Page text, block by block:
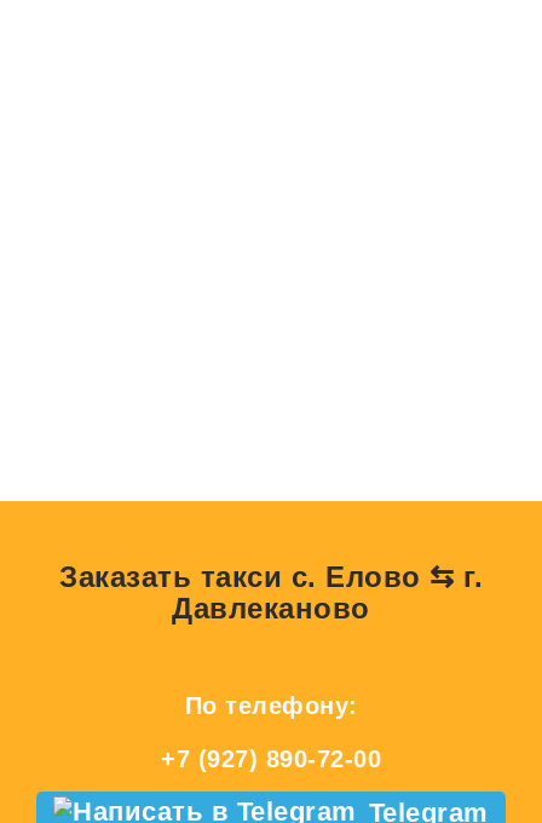
Заказать такси с. Елово ⇆ г.
Давлеканово
По телефону:
+7 (927) 890-72-00
Telegram